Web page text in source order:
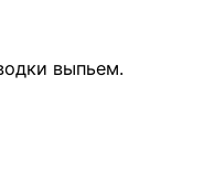
выпьем.